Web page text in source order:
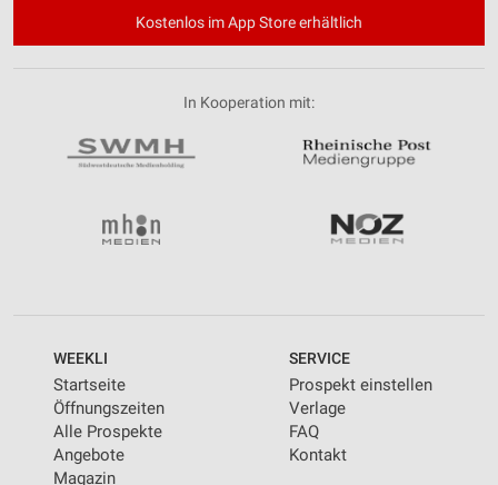
Kostenlos im App Store erhältlich
In Kooperation mit:
WEEKLI
Startseite
Öffnungszeiten
Alle Prospekte
Angebote
Magazin
SERVICE
Prospekt einstellen
Verlage
FAQ
Kontakt